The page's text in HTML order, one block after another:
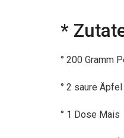
*
° 200 Gramm
° 2 saure Äpfel
° 1 Dose Mais